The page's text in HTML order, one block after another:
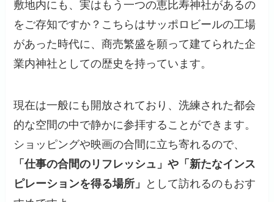
敷地内にも、実はもう一つの恵比寿神社があるの
をご存知ですか？こちらはサッポロビールの工場
があった時代に、商売繁盛を願って建てられた企
業内神社としての歴史を持っています。
現在は一般にも開放されており、洗練された都会
的な空間の中で静かに参拝することができます。
ショッピングや映画の合間に立ち寄れるので、
「仕事の合間のリフレッシュ」や「新たなインス
ピレーションを得る場所」
として訪れるのもおす